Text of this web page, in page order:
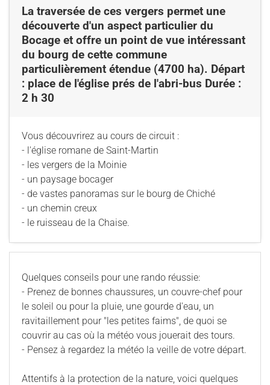
La traversée de ces vergers permet une
découverte d'un aspect particulier du
Bocage et offre un point de vue intéressant
du bourg de cette commune
particulièrement étendue (4700 ha). Départ
: place de l'église prés de l'abri-bus Durée :
2 h 30
Vous découvrirez au cours de circuit :
- l'église romane de Saint-Martin
- les vergers de la Moinie
- un paysage bocager
- de vastes panoramas sur le bourg de Chiché
- un chemin creux
- le ruisseau de la Chaise.
Quelques conseils pour une rando réussie:
- Prenez de bonnes chaussures, un couvre-chef pour
le soleil ou pour la pluie, une gourde d'eau, un
ravitaillement pour "les petites faims", de quoi se
couvrir au cas où la météo vous jouerait des tours.
- Pensez à regardez la météo la veille de votre départ.
Attentifs à la protection de la nature, voici quelques